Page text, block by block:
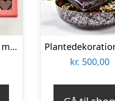
Den venlige med marcipanhjerter
kr. 500,00